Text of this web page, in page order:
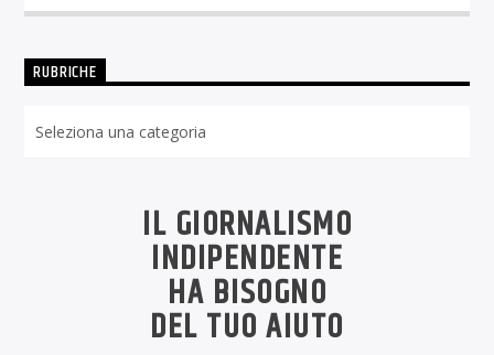
RUBRICHE
IL GIORNALISMO
INDIPENDENTE
HA BISOGNO
DEL TUO AIUTO